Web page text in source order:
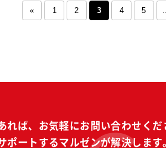
« 1 2 3 4 5
ば、 お気軽にお問い合わせくだ
ポートするマルゼンが解決します。